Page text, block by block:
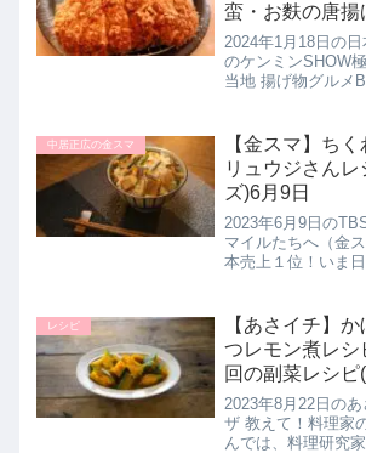
蛮・お麩の唐揚
ど）1月18日
2024年1月18日の
のケンミンSHOW
当地 揚げ物グルメ
簡単レシピも一緒
詳しく紹介します
中居正広の金スマ
【金スマ】ち
リュウジさん
ズ)6月9日
2023年6月9日の
マイルたちへ（金
本売上１位！いま
バズレシピ【至高
飯】の作り方を教
レシピ
【あさイチ】
つレモン煮レシ
回の副菜レシ
月22日
2023年8月22日の
ザ 教えて！料理家
んでは、料理研究